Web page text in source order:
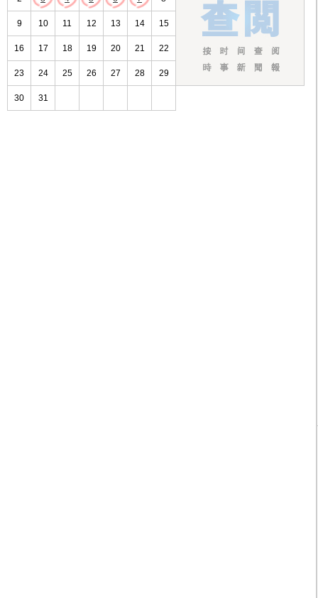
9 10 11 12 13 14 15
16 17 18 19 20 21 22
23 24 25 26 27 28 29
30 31